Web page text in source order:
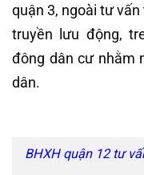
quận 3, ngoài tư
truyền lưu động,
đông dân cư nhằm
dân.
BHXH quận 12 tư